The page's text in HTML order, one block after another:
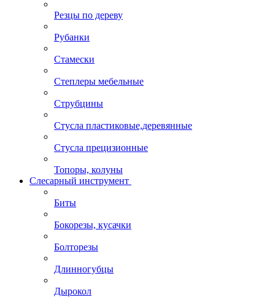
Резцы по дереву
Рубанки
Стамески
Степлеры мебельные
Струбцины
Стусла пластиковые,деревянные
Стусла прецизионные
Топоры, колуны
Слесарный инструмент
Биты
Бокорезы, кусачки
Болторезы
Длинногубцы
Дырокол